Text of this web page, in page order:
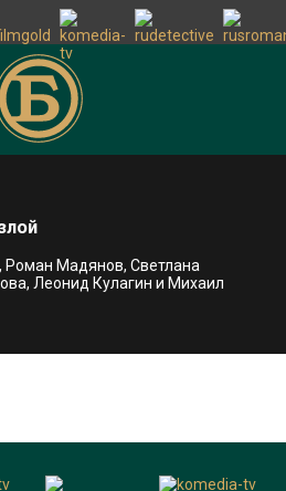
Роман Мадянов, Светлана
Леонид Кулагин и Михаил